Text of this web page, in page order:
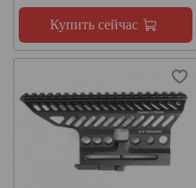
Купить сейчас